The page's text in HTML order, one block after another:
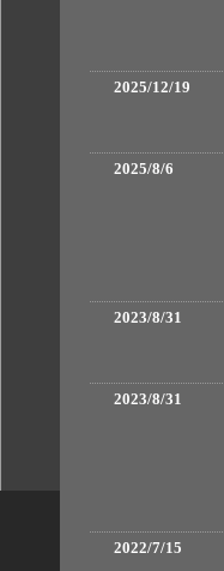
2025/12/19
2025/8/6
2023/8/31
2023/8/31
2022/7/15